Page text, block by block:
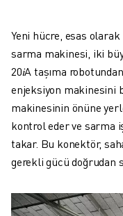
Yeni hücre, esas
sarma makinesi, iki
20𝑖A taşıma
enjeksiyon makinesini
makinesinin önüne
kontrol eder ve sarma
takar. Bu konektör,
gerekli gücü doğrudan